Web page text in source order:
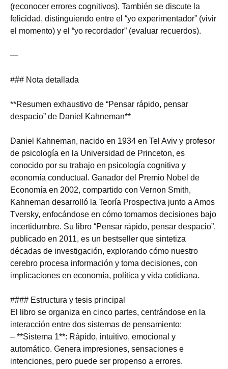
(reconocer errores cognitivos). También se discute la
felicidad, distinguiendo entre el “yo experimentador” (vivir
el momento) y el “yo recordador” (evaluar recuerdos).
—
### Nota detallada
**Resumen exhaustivo de “Pensar rápido, pensar
despacio” de Daniel Kahneman**
Daniel Kahneman, nacido en 1934 en Tel Aviv y profesor
de psicología en la Universidad de Princeton, es
conocido por su trabajo en psicología cognitiva y
economía conductual. Ganador del Premio Nobel de
Economía en 2002, compartido con Vernon Smith,
Kahneman desarrolló la Teoría Prospectiva junto a Amos
Tversky, enfocándose en cómo tomamos decisiones bajo
incertidumbre. Su libro “Pensar rápido, pensar despacio”,
publicado en 2011, es un bestseller que sintetiza
décadas de investigación, explorando cómo nuestro
cerebro procesa información y toma decisiones, con
implicaciones en economía, política y vida cotidiana.
#### Estructura y tesis principal
El libro se organiza en cinco partes, centrándose en la
interacción entre dos sistemas de pensamiento:
– **Sistema 1**: Rápido, intuitivo, emocional y
automático. Genera impresiones, sensaciones e
intenciones, pero puede ser propenso a errores.